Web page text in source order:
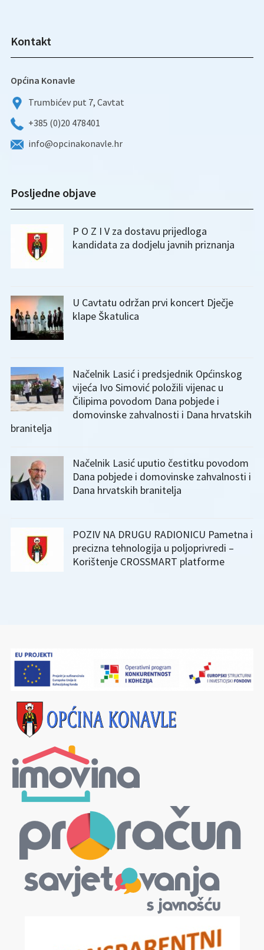
Kontakt
Općina Konavle
Trumbićev put 7, Cavtat
+385 (0)20 478401
info@opcinakonavle.hr
Posljedne objave
P O Z I V za dostavu prijedloga
kandidata za dodjelu javnih priznanja
U Cavtatu održan prvi koncert Dječje
klape Škatulica
Načelnik Lasić i predsjednik Općinskog
vijeća Ivo Simović položili vijenac u
Čilipima povodom Dana pobjede i
domovinske zahvalnosti i Dana hrvatskih
branitelja
Načelnik Lasić uputio čestitku povodom
Dana pobjede i domovinske zahvalnosti i
Dana hrvatskih branitelja
POZIV NA DRUGU RADIONICU Pametna i
precizna tehnologija u poljoprivredi –
Korištenje CROSSMART platforme